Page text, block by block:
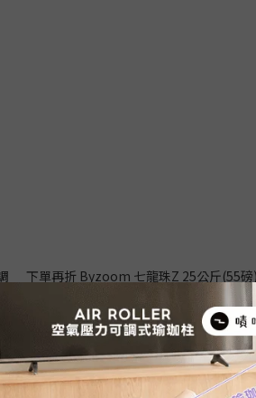
下單再折 Byzoom 七龍珠Z 25公斤(55
NT$7,777 ~
NT$17,934